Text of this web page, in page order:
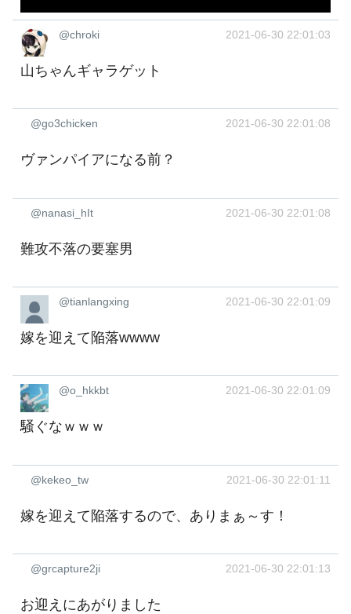
@chroki 2021-06-30 22:01:03
山ちゃんギャラゲット
@go3chicken 2021-06-30 22:01:08
ヴァンパイアになる前？
@nanasi_hIt 2021-06-30 22:01:08
難攻不落の要塞男
@tianlangxing 2021-06-30 22:01:09
嫁を迎えて陥落wwww
@o_hkkbt 2021-06-30 22:01:09
騒ぐなｗｗｗ
@kekeo_tw 2021-06-30 22:01:11
嫁を迎えて陥落するので、ありまぁ～す！
@grcapture2ji 2021-06-30 22:01:13
お迎えにあがりました